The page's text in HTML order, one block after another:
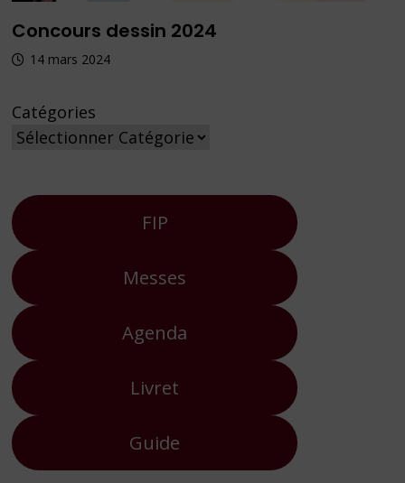
Concours dessin 2024
14 mars 2024
Catégories
FIP
Messes
Agenda
Livret
Guide